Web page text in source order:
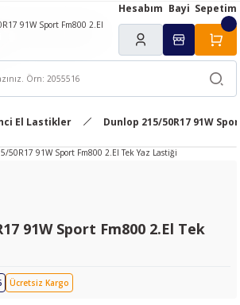
Geri Dön
Hesabım Bayi Sepetim
El Lastikler Dunlop 215/50R17 91W
91W Sport Fm800 2.El Tek
Ücretsiz Kargo